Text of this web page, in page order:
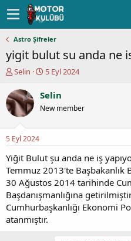
Astro Şifreler
yigit bulut su anda ne
K
n
u
y
b
a
ş
l
a
t
a
n
Selin
B
ş
a
ç
t
a
r
i
h
i
5 Eyl 2024
Selin
New member
5 Eyl 2024
Yiğit Bulut şu anda ne iş
Temmuz 2013'te Başbakanlık
30 Ağustos 2014 tarihinde
Başdanışmanlığına
Cumhurbaşkanlığı Ekonomi
atanmıştır.